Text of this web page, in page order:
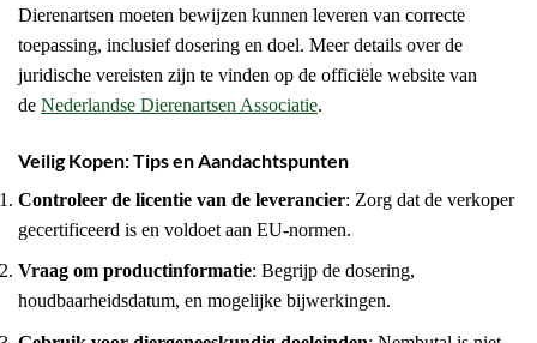
Dierenartsen moeten bewijzen kunnen leveren van correcte
toepassing, inclusief dosering en doel. Meer details over de
juridische vereisten zijn te vinden op de officiële website van
de Nederlandse Dierenartsen Associatie.
Veilig Kopen: Tips en Aandachtspunten
Controleer de licentie van de leverancier: Zorg dat de verkoper
gecertificeerd is en voldoet aan EU-normen.
Vraag om productinformatie: Begrijp de dosering,
houdbaarheidsdatum, en mogelijke bijwerkingen.